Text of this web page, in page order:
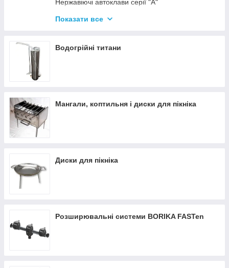
Нержавіючі автоклави серії "А"
Промислові автоклави
Комплектуючі для автоклавів
Показати все
Водогрійні титани
Мангали, коптильня і диски для пікніка
Диски для пікніка
Розширювальні системи BORIKA FASTen